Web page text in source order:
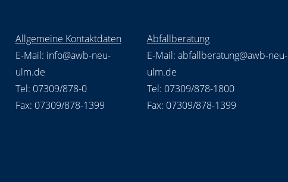
Allgemeine Kontaktdaten
E-Mail: info@awb-neu-
ulm.de
Tel: 07309/878-0
Fax: 07309/878-1399
Abfallberatung
E-Mail: abfallberatung@awb-neu-
ulm.de
Tel: 07309/878-1800
Fax: 07309/878-1399